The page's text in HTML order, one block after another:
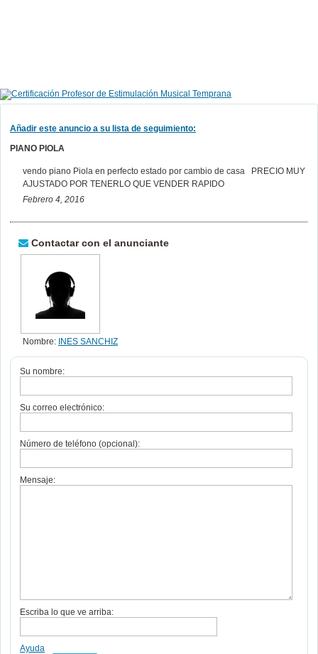
Añadir este anuncio a su lista de seguimiento:
PIANO PIOLA
vendo piano Piola en perfecto estado por cambio de casa PRECIO MUY
AJUSTADO POR TENERLO QUE VENDER RAPIDO
Febrero 4, 2016
Contactar con el anunciante
Nombre: INES SANCHIZ
Su nombre:
Su correo electrónico:
Número de teléfono (opcional):
Mensaje:
Escriba lo que ve arriba:
Ayuda